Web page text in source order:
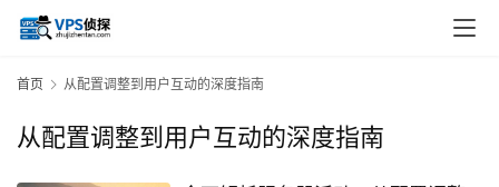
首页 从配置调整到用户互动的深度指南
从配置调整到用户互动的深度指南